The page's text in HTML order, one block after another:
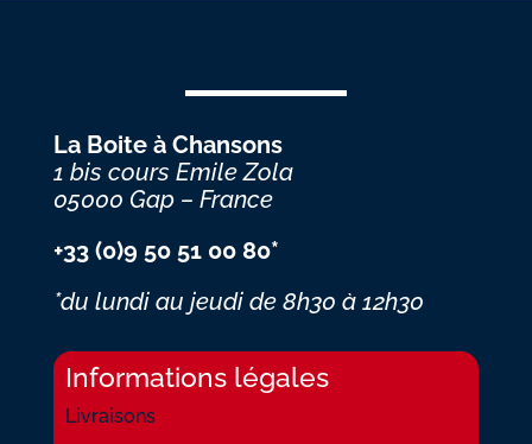
La Boite à Chansons
1 bis cours Emile Zola
05000 Gap – France
+33 (0)9 50 51 00 80*
*du lundi au jeudi de 8h30 à 12h30
Informations légales
Livraisons